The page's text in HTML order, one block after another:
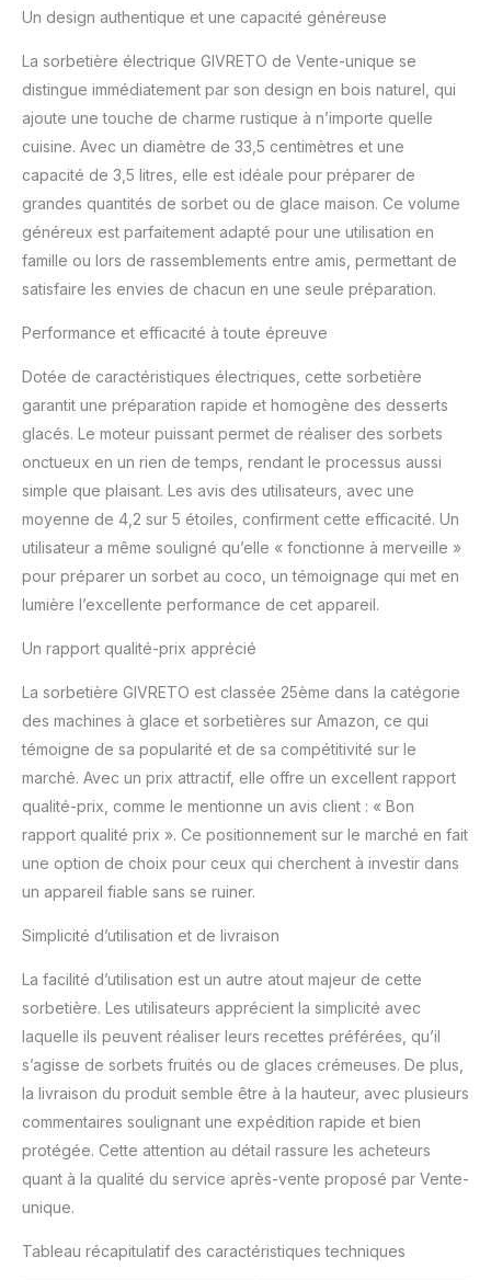
En cas d’absence un avis
remise en mains propres
le lendemain. Sans
succès, le colis est
déposé en relais à retirer
sous 10 jours ouvrés
avec pièce d’identité et
avis de passage
Aluminium : ce matériau
offre robustesse et
légèreté pour une
excellente longévité et
un minimum d'entretien. Il
d'être très résistant face
aux Ce produit est pensé
pour apporter
satisfaction grâce à son
excellent rapport qualité-
prix, à un service fiable
et à une livraison rapide.
Un design authentique et une capacité généreuse
La sorbetière électrique GIVRETO de Vente-unique se
distingue immédiatement par son design en bois naturel, qui
ajoute une touche de charme rustique à n’importe quelle
cuisine. Avec un diamètre de 33,5 centimètres et une
capacité de 3,5 litres, elle est idéale pour préparer de
grandes quantités de sorbet ou de glace maison. Ce volume
généreux est parfaitement adapté pour une utilisation en
famille ou lors de rassemblements entre amis, permettant de
satisfaire les envies de chacun en une seule préparation.
Performance et efficacité à toute épreuve
Dotée de caractéristiques électriques, cette sorbetière
garantit une préparation rapide et homogène des desserts
glacés. Le moteur puissant permet de réaliser des sorbets
onctueux en un rien de temps, rendant le processus aussi
simple que plaisant. Les avis des utilisateurs, avec une
moyenne de 4,2 sur 5 étoiles, confirment cette efficacité. Un
utilisateur a même souligné qu’elle « fonctionne à merveille »
pour préparer un sorbet au coco, un témoignage qui met en
lumière l’excellente performance de cet appareil.
Un rapport qualité-prix apprécié
La sorbetière GIVRETO est classée 25ème dans la catégorie
des machines à glace et sorbetières sur Amazon, ce qui
témoigne de sa popularité et de sa compétitivité sur le
marché. Avec un prix attractif, elle offre un excellent rapport
qualité-prix, comme le mentionne un avis client : « Bon
rapport qualité prix ». Ce positionnement sur le marché en fait
une option de choix pour ceux qui cherchent à investir dans
un appareil fiable sans se ruiner.
Simplicité d’utilisation et de livraison
La facilité d’utilisation est un autre atout majeur de cette
sorbetière. Les utilisateurs apprécient la simplicité avec
laquelle ils peuvent réaliser leurs recettes préférées, qu’il
s’agisse de sorbets fruités ou de glaces crémeuses. De plus,
la livraison du produit semble être à la hauteur, avec plusieurs
commentaires soulignant une expédition rapide et bien
protégée. Cette attention au détail rassure les acheteurs
quant à la qualité du service après-vente proposé par Vente-
unique.
Tableau récapitulatif des caractéristiques techniques